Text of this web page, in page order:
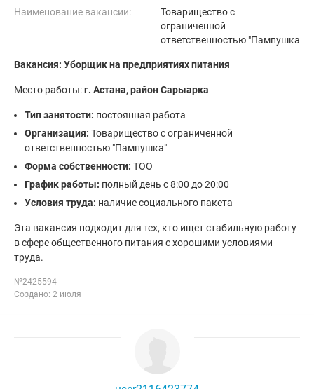
Наименование вакансии:
Товарищество с
ограниченной
ответственностью "Пампушка
Вакансия: Уборщик на предприятиях питания
Место работы:г. Астана, район Сарыарка
Тип занятости: постоянная работа
Организация: Товарищество с ограниченной
ответственностью "Пампушка"
Форма собственности: ТОО
График работы: полный день с 8:00 до 20:00
Условия труда: наличие социального пакета
Эта вакансия подходит для тех, кто ищет стабильную работу
в сфере общественного питания с хорошими условиями
труда.
№2425594
Создано: 2 июля